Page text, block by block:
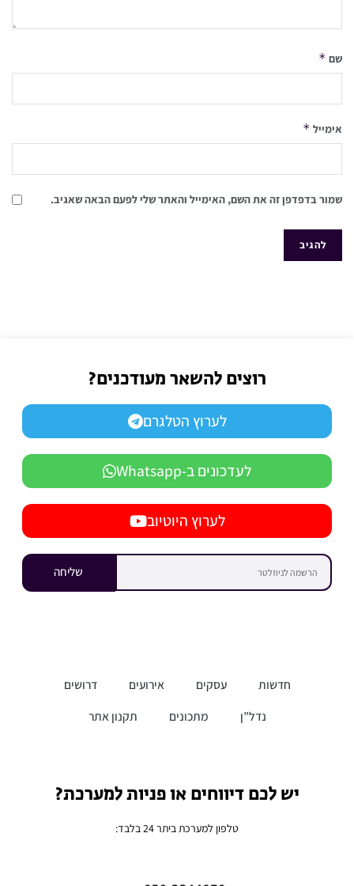
שם *
אימייל *
שמור בדפדפן זה את השם, האימייל והאתר שלי לפעם הבאה שאגיב.
רוצים להשאר מעודכנים?
לערוץ הטלגרם
לעדכונים ב-Whatsapp
לערוץ היוטיוב
שליחה
חדשות עסקים אירועים
דרושים
נדל”ן
מתכונים תקנון אתר
יש לכם דיווחים או פניות למערכת?
טלפון למערכת ביתר 24 בלבד: